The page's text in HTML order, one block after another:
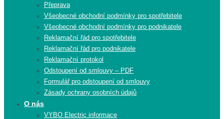
Přeprava
Všeobecné obchodní podmínky pro spotřebitele
Všeobecné obchodní podmínky pro podnikatele
Reklamační řád pro spotřebitele
Reklamační řád pro podnikatele
Reklamační protokol
Odstoupení od smlouvy – PDF
Formulář pro odstoupení od smlouvy
Zásady ochrany osobních údajů
O nás
VYBO Electric informace